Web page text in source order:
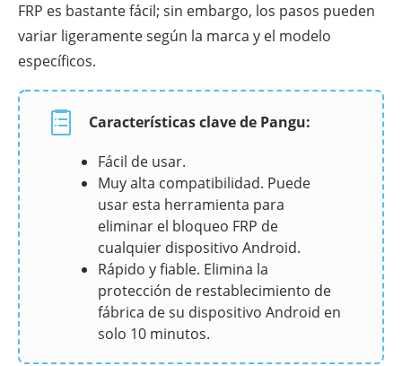
FRP es bastante fácil; sin embargo, los pasos pueden
variar ligeramente según la marca y el modelo
específicos.
Características clave de Pangu:
Fácil de usar.
Muy alta compatibilidad. Puede
usar esta herramienta para
eliminar el bloqueo FRP de
cualquier dispositivo Android.
Rápido y fiable. Elimina la
protección de restablecimiento de
fábrica de su dispositivo Android en
solo 10 minutos.